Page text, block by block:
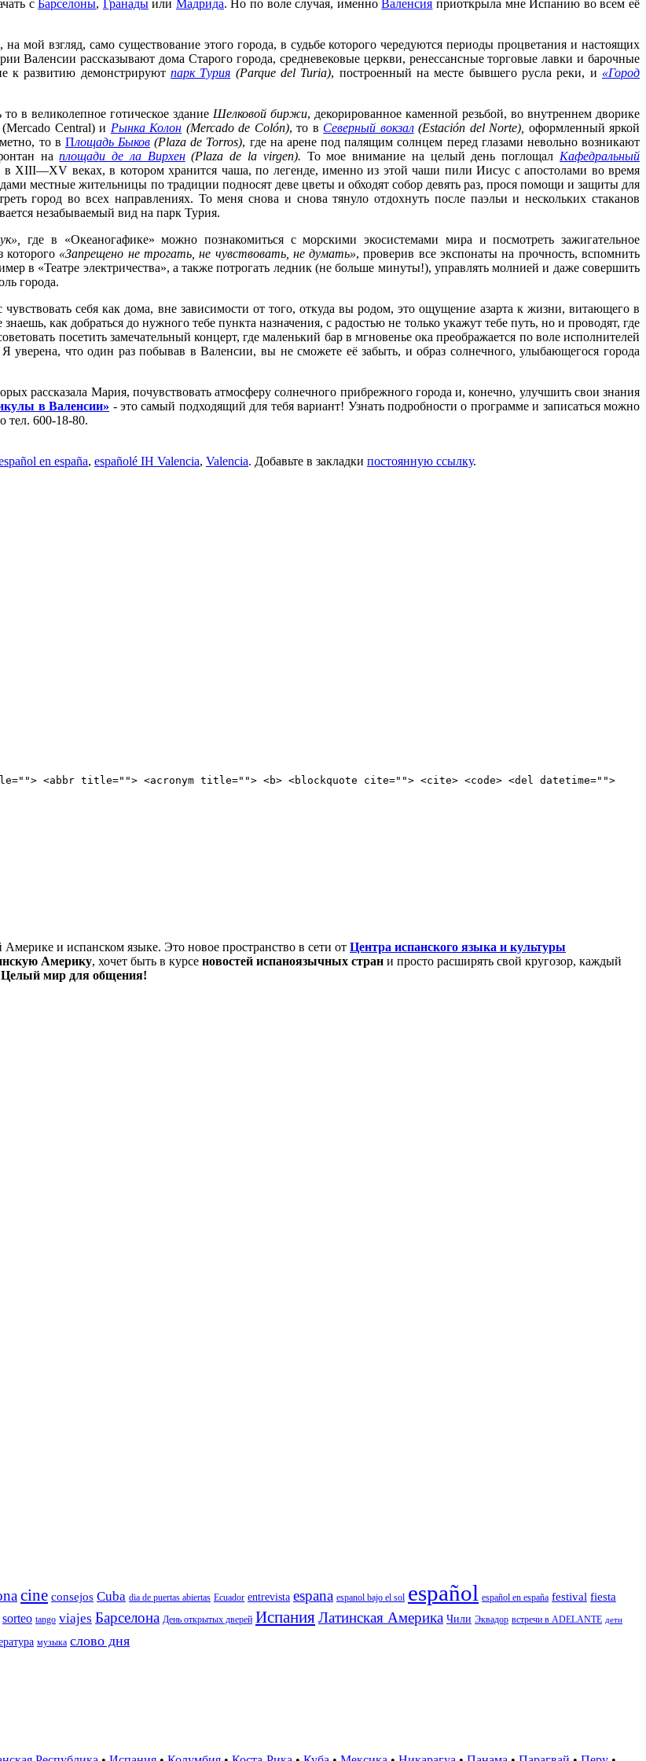
с Барселоны, Гранадыили Мадрида. Но по воле случая, именно Валенсия приоткрыла мне Испанию во всем её
на мой взгляд, само существование этого города, в судьбе которого чередуются периоды процветания и настоящих
Валенсии рассказывают дома Старого города, средневековые церкви, ренессансные торговые лавки и барочные
к развитию демонстрируют парк Турия (Parque del Turia), построенный на месте бывшего русла реки, и «Город
в великолепное готическое здание Шелковой биржи, декорированное каменной резьбой, во внутреннем дворике
Central) и Рынка Колон (Mercado de Colón), то в Северный вокзал(Estación del Norte), оформленный яркой
то в Площадь Быков (Plaza de Torros), где на арене под палящим солнцем перед глазами невольно возникают
наплощади де ла Вирхен(Plaza de la virgen). То мое внимание на целый день поглощал Кафедральный
в XIII—XV веках, в котором хранится чаша, по легенде, именно из этой чаши пили Иисус с апостолами во время
местные жительницы по традиции подносят деве цветы и обходят собор девять раз, прося помощи и защиты для
город во всех направлениях. То меня снова и снова тянуло отдохнуть после паэльи и нескольких стаканов
незабываемый вид на парк Турия.
где в «Океаногафике» можно познакомиться с морскими экосистемами мира и посмотреть зажигательное
которого «Запрещено не трогать, не чувствовать, не думать», проверив все экспонаты на прочность, вспомнить
в «Театре электричества», а также потрогать ледник (не больше минуты!), управлять молнией и даже совершить
города.
себя как дома, вне зависимости от того, откуда вы родом, это ощущение азарта к жизни, витающего в
как добраться до нужного тебе пункта назначения, с радостью не только укажут тебе путь, но и проводят, где
посетить замечательный концерт, где маленький бар в мгновенье ока преображается по воле исполнителей
уверена, что один раз побывав в Валенсии, вы не сможете её забыть, и образ солнечного, улыбающегося города
рассказала Мария, почувствовать атмосферу солнечного прибрежного города и, конечно, улучшить свои знания
в Валенсии» - это самый подходящий для тебя вариант! Узнать подробности о программе и записаться можно
тел. 600-18-80.
en españa, españolé IH Valencia, Valencia. Добавьте в закладки постоянную ссылку.
<abbr title=""> <acronym title=""> <b> <blockquote cite=""> <cite> <code> <del datetime="">
и испанском языке. Это новое пространство в сети от Центра испанского языка и культуры
Америку, хочет быть в курсе новостей испаноязычных стран и просто расширять свой кругозор, каждый
Целый мир для общения!
cine consejos Cuba dia de puertas abiertas Ecuador entrevista espana espanol bajo el sol español español en españa festival fiesta
sorteo tango viajes Барселона День открытых дверей ИспанияЛатинская Америка Чили Эквадор встречи в ADELANTE дети
музыка слово дня